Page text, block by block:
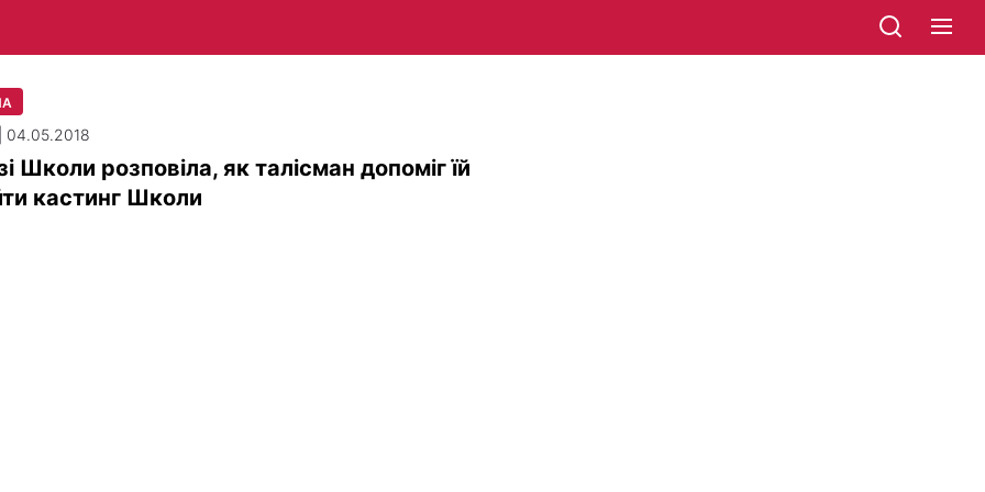
04.05.2018
Школи розповіла, як талісман допоміг їй
кастинг Школи